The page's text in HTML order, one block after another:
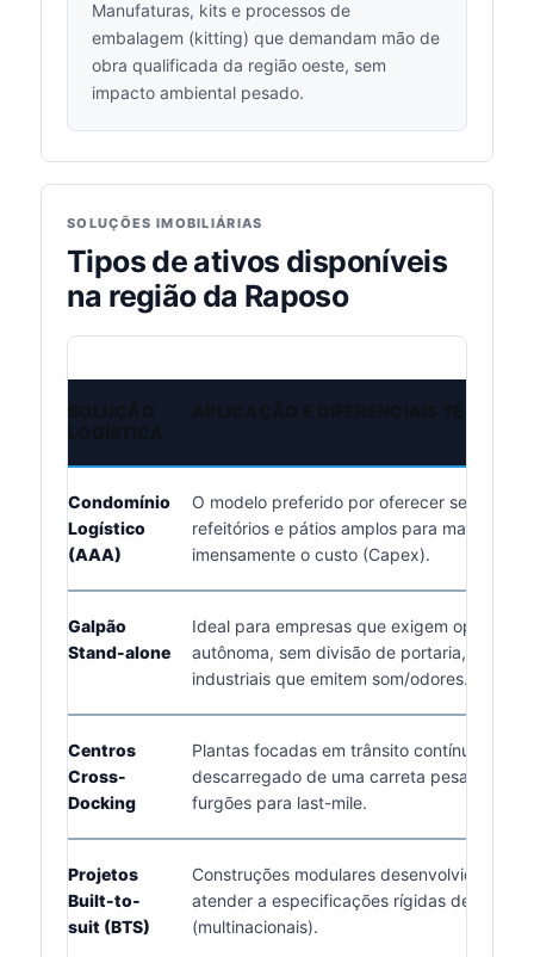
Manufaturas, kits e processos de
embalagem (kitting) que demandam mão de
obra qualificada da região oeste, sem
impacto ambiental pesado.
SOLUÇÕES IMOBILIÁRIAS
Tipos de ativos disponíveis
na região da Raposo
Condomínio
Logístico
(AAA)
O modelo preferido por oferecer
refeitórios e pátios amplos para manobra,
imensamente o custo (Capex).
Galpão
Stand-alone
Ideal para empresas que exigem operação
autônoma, sem divisão de portaria, comum
industriais que emitem som/odores.
Centros
Cross-
Docking
Plantas focadas em trânsito contínuo.
descarregado de uma carreta pesada e
furgões para last-mile.
Projetos
Built-to-
suit (BTS)
Construções modulares desenvolvidas do
atender a especificações rígidas de
(multinacionais).